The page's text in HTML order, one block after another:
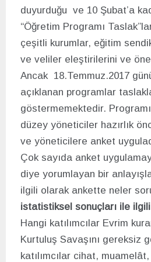
duyurduğu ve 10 Şubat’a
“Öğretim Programı
çeşitli kurumlar, eğitim
ve veliler eleştirilerini ve
Ancak 18.Temmuz.2017
açıklanan programlar
göstermemektedir.
düzey yöneticiler hazırlık
ve yöneticilere anket
Çok sayıda anket
diye yorumlayan bir
ilgili olarak ankette neler
istatistiksel sonuçları ile
Hangi katılımcılar Evrim
Kurtuluş Savaşını gereksiz
katılımcılar cihat,